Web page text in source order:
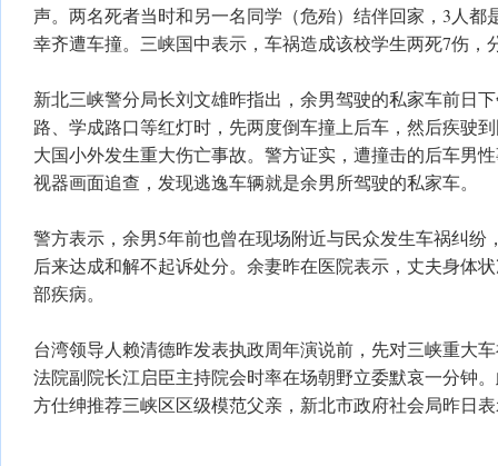
声。两名死者当时和另一名同学（危殆）结伴回家，3人都
幸齐遭车撞。三峡国中表示，车祸造成该校学生两死7伤，
新北三峡警分局长刘文雄昨指出，余男驾驶的私家车前日
路、学成路口等红灯时，先两度倒车撞上后车，然后疾驶
大国小外发生重大伤亡事故。警方证实，遭撞击的后车男
视器画面追查，发现逃逸车辆就是余男所驾驶的私家车。
警方表示，余男5年前也曾在现场附近与民众发生车祸纠纷
后来达成和解不起诉处分。余妻昨在医院表示，丈夫身体
部疾病。
台湾领导人赖清德昨发表执政周年演说前，先对三峡重大
法院副院长江启臣主持院会时率在场朝野立委默哀一分钟
方仕绅推荐三峡区区级模范父亲，新北市政府社会局昨日